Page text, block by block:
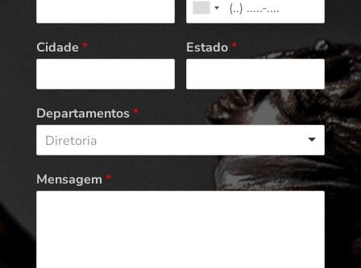
Cidade * Estado*
Departamentos*
Diretoria
Mensagem *